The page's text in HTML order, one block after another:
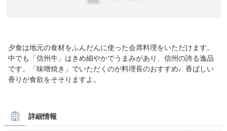
夕食は地元の食材をふんだんに使った会席料理をいただけます。
中でも「信州牛」はきめ細やかでうまみがあり、信州の誇る逸品
です。「味噌焼き」でいただくのが料理長のおすすめ♩香ばしい
香りが食欲をそそりますよ。
詳細情報